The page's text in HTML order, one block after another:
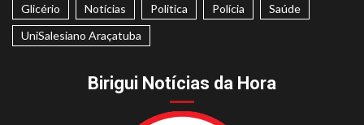
Glicério
Notícias Politica Polícia
Saúde
UniSalesiano Araçatuba
Birigui Notícias da Hora